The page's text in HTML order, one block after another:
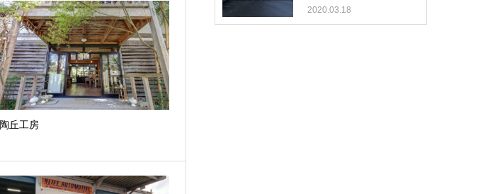
陶丘工房
2020.03.18